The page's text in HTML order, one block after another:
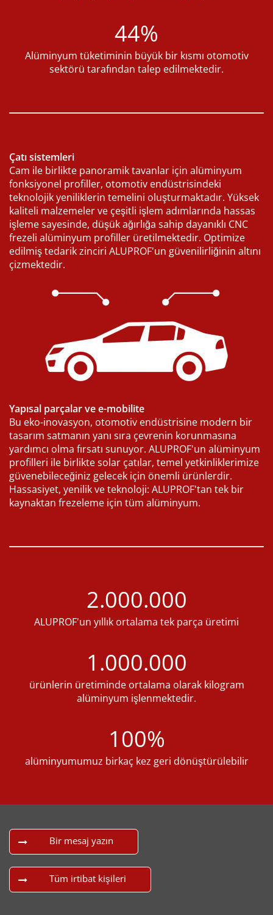
44%
Alüminyum tüketiminin büyük bir kısmı otomotiv
sektörü tarafından talep edilmektedir.
Çatı sistemleri
Cam ile birlikte panoramik tavanlar için alüminyum
fonksiyonel profiller, otomotiv endüstrisindeki
teknolojik yeniliklerin temelini oluşturmaktadır. Yüksek
kaliteli malzemeler ve çeşitli işlem adımlarında hassas
işleme sayesinde, düşük ağırlığa sahip dayanıklı CNC
frezeli alüminyum profiller üretilmektedir. Optimize
edilmiş tedarik zinciri ALUPROF'un güvenilirliğinin altını
çizmektedir.
Yapısal parçalar ve e-mobilite
Bu eko-inovasyon, otomotiv endüstrisine modern bir
tasarım satmanın yanı sıra çevrenin korunmasına
yardımcı olma fırsatı sunuyor. ALUPROF'un alüminyum
profilleri ile birlikte solar çatılar, temel yetkinliklerimize
güvenebileceğiniz gelecek için önemli ürünlerdir.
Hassasiyet, yenilik ve teknoloji: ALUPROF'tan tek bir
kaynaktan frezeleme için tüm alüminyum.
2.000.000
ALUPROF'un yıllık ortalama tek parça üretimi
1.000.000
ürünlerin üretiminde ortalama olarak kilogram
alüminyum işlenmektedir.
100%
alüminyumumuz birkaç kez geri dönüştürülebilir
Bir mesaj yazın
Tüm irtibat kişileri